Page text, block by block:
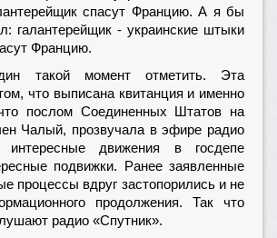
спасут Францию. А я бы
галантерейщик - украинские штыки
Францию.
такой момент отметить. Эта
что выписана квитанция и именно
послом Соединенных Штатов на
Чалый, прозвучала в эфире радио
движения в госдепе
подвижки. Ранее заявленные
процессы вдруг застопорились и не
продолжения. Так что
радио «Спутник».